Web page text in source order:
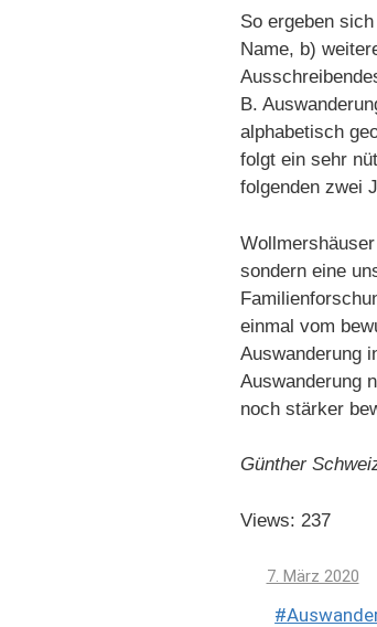
So ergeben
Name, b)
B.
alphabetisch
folgt ein sehr
folgenden zwei
sondern eine
einmal vom
Auswanderung
Auswanderung
noch stärker
Günther
Views: 237
7. März 2020